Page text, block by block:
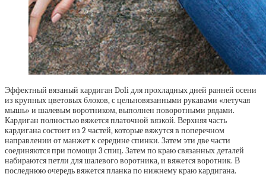
Эффектный вязаный кардиган Doli для прохладных дней ранней осени
из крупных цветовых блоков, с цельновязанными рукавами «летучая
мышь» и шалевым воротником, выполнен поворотными рядами.
Кардиган полностью вяжется платочной вязкой. Верхняя часть
кардигана состоит из 2 частей, которые вяжутся в поперечном
направлении от манжет к середине спинки. Затем эти две части
соединяются при помощи 3 спиц. Затем по краю связанных деталей
набираются петли для шалевого воротника, и вяжется воротник. В
последнюю очередь вяжется планка по нижнему краю кардигана.